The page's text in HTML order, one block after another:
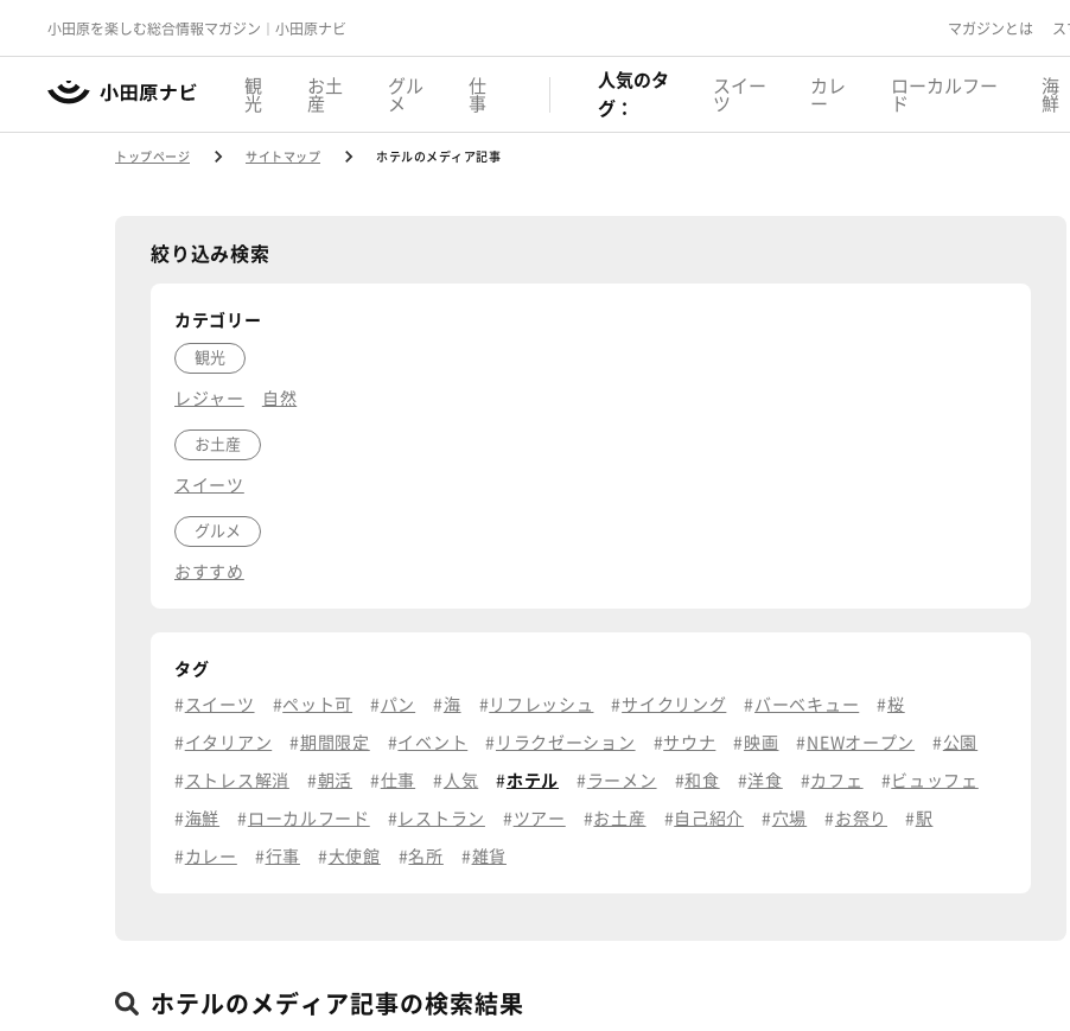
小田原を楽しむ総合情報マガジン｜小田原ナビ マガジンとは
観
光
お土
産
グル
メ
仕
事
人気のタ
グ：
スイー
ツ
カレ
ー
ローカルフー
ド
海
鮮
トップページ サイトマップ ホテルのメディア記事
絞り込み検索
カテゴリー
観光
レジャー 自然
お土産
スイーツ
グルメ
おすすめ
タグ
スイーツ ペット可 パン 海 リフレッシュ サイクリング バーベキュー 桜
イタリアン 期間限定 イベント リラクゼーション サウナ 映画 NEWオープン 公園
ストレス解消 朝活 仕事 人気 ホテル ラーメン 和食 洋食 カフェ ビュッフェ
海鮮 ローカルフード レストラン ツアー お土産 自己紹介 穴場 お祭り 駅
カレー 行事 大使館 名所 雑貨
ホテルのメディア記事の検索結果